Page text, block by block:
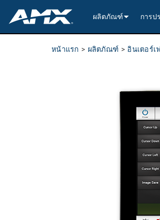
ผลิตภัณฑ์
โซลู
การป
อุปกร
การเชื่อมต่อแบบสถา
การจัดตารางเวลาแ
CTC
CTP
อินเตอร์เฟสผู้ใช้แผงสั
แป้นกุ
แป้น
แอปพ
การควบคุมการประม
ตัวคว
IO
อุปก
ซอฟต์แวร์การกำหน
การป
Bars
หน้าแรก > ผลิตภัณฑ์ > อินเตอร์เ